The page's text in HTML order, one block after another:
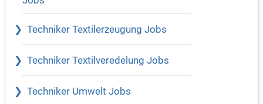
Techniker Textilerzeugung Jobs
Techniker Textilveredelung Jobs
Techniker Umwelt Jobs